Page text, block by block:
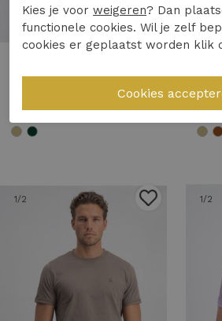
Gabbiano 1565105 bistra Print T-shirts 5001 forest green
1/2 1/2
Kies je voor weigeren? Dan
functionele cookies. Wil je zelf
cookies er geplaatst worden klik